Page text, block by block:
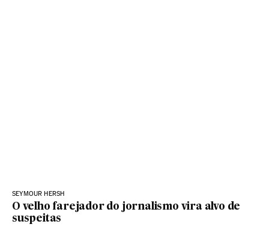
SEYMOUR HERSH
O velho farejador do jornalismo vira alvo de
suspeitas